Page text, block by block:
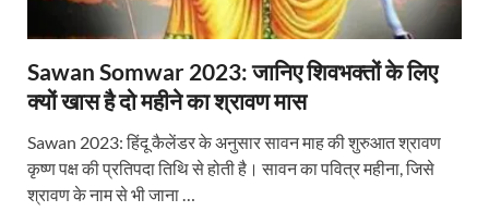
Sawan Somwar 2023: जानिए शिवभक्तों के लिए
क्यों खास है दो महीने का श्रावण मास
Sawan 2023: हिंदू कैलेंडर के अनुसार सावन माह की शुरुआत श्रावण
कृष्ण पक्ष की प्रतिपदा तिथि से होती है। सावन का पवित्र महीना, जिसे
श्रावण के नाम से भी जाना …